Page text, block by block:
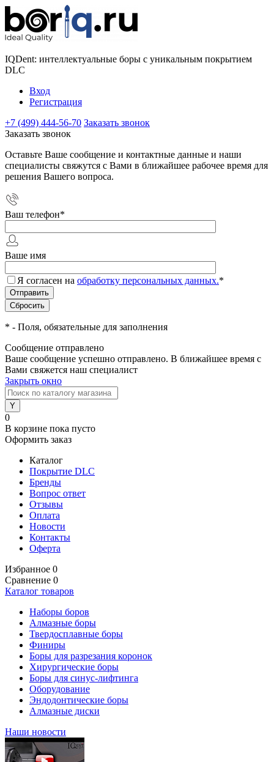
IQDent: интеллектуальные боры с уникальным покрытием
DLC
Вход
Регистрация
+7 (499) 444-56-70 Заказать звонок
Заказать звонок
Оставьте Ваше сообщение и контактные данные и наши
специалисты свяжутся с Вами в ближайшее рабочее время для
решения Вашего вопроса.
Ваш телефон*
Ваше имя
Я согласен на обработку персональных данных.*
* - Поля, обязательные для заполнения
Сообщение отправлено
Ваше сообщение успешно отправлено. В ближайшее время с
Вами свяжется наш специалист
Закрыть окно
0
В корзине пока пусто
Оформить заказ
Каталог
Покрытие DLC
Бренды
Вопрос ответ
Отзывы
Оплата
Новости
Контакты
Оферта
Избранное 0
Сравнение 0
Каталог товаров
Наборы боров
Алмазные боры
Твердосплавные боры
Финиры
Боры для разрезания коронок
Хирургические боры
Боры для синус-лифтинга
Оборудование
Эндодонтические боры
Алмазные диски
Наши новости